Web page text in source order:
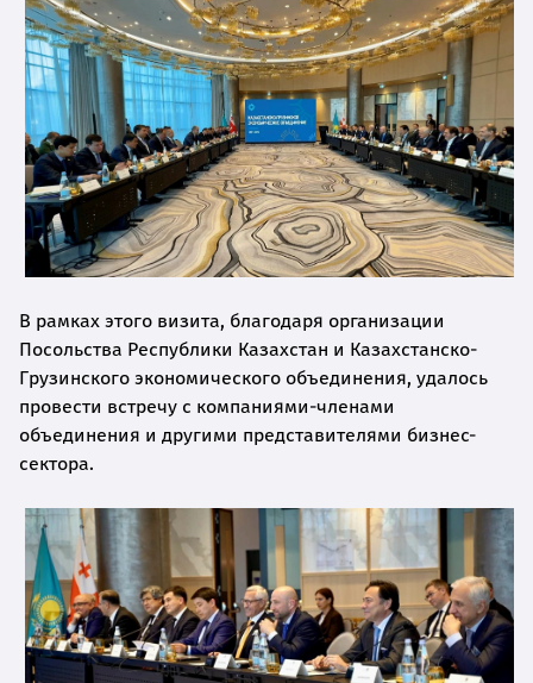
В рамках этого визита, благодаря организации
Посольства Республики Казахстан и Казахстанско-
Грузинского экономического объединения, удалось
провести встречу с компаниями-членами
объединения и другими представителями бизнес-
сектора.